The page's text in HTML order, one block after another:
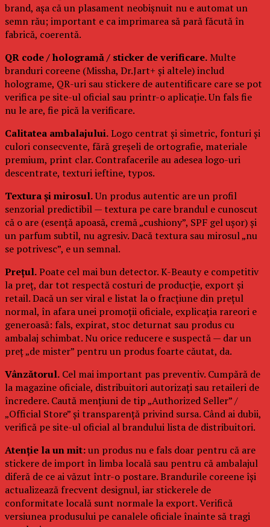
brand, așa că un plasament neobișnuit nu e automat un
semn rău; important e ca imprimarea să pară făcută în
fabrică, coerentă.
QR code / hologramă / sticker de verificare.Multe
branduri coreene (Missha, Dr.Jart+ și altele) includ
holograme, QR-uri sau stickere de autentificare care se pot
verifica pe site-ul oficial sau printr-o aplicație. Un fals fie
nu le are, fie pică la verificare.
Calitatea ambalajului.Logo centrat și simetric, fonturi și
culori consecvente, fără greșeli de ortografie, materiale
premium, print clar. Contrafacerile au adesea logo-uri
descentrate, texturi ieftine, typos.
Textura și mirosul.Un produs autentic are un profil
senzorial predictibil — textura pe care brandul e cunoscut
că o are (esență apoasă, cremă „cushiony”, SPF gel ușor) și
un parfum subtil, nu agresiv. Dacă textura sau mirosul „nu
se potrivesc”, e un semnal.
Prețul.Poate cel mai bun detector. K-Beauty e competitiv
la preț, dar tot respectă costuri de producție, export și
retail. Dacă un ser viral e listat la o fracțiune din prețul
normal, în afara unei promoții oficiale, explicația rareori e
generoasă: fals, expirat, stoc deturnat sau produs cu
ambalaj schimbat. Nu orice reducere e suspectă — dar un
preț „de mister” pentru un produs foarte căutat, da.
Vânzătorul. Cel mai important pas preventiv. Cumpără de
la magazine oficiale, distribuitori autorizați sau retaileri de
încredere. Caută mențiuni de tip „Authorized Seller” /
„Official Store” și transparență privind sursa. Când ai dubii,
verifică pe site-ul oficial al brandului lista de distribuitori.
Atenție la un mit:un produs nu e fals doar pentru că are
stickere de import în limba locală sau pentru că ambalajul
diferă de ce ai văzut într-o postare. Brandurile coreene își
actualizează frecvent designul, iar stickerele de
conformitate locală sunt normale la export. Verifică
versiunea produsului pe canalele oficiale înainte să tragi